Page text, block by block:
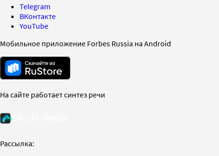
Telegram
ВКонтакте
YouTube
Мобильное приложение Forbes Russia на Android
На сайте работает синтез речи
Рассылка: